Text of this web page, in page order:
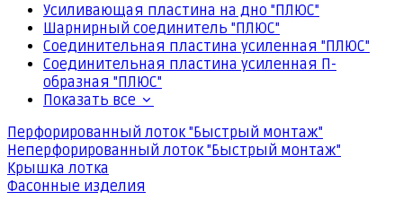
Усиливающая пластина на дно "ПЛЮС"
Шарнирный соединитель "ПЛЮС"
Соединительная пластина усиленная "ПЛЮС"
Соединительная пластина усиленная П-
образная "ПЛЮС"
Показать все
Перфорированный лоток "Быстрый монтаж"
Неперфорированный лоток "Быстрый монтаж"
Крышка лотка
Фасонные изделия